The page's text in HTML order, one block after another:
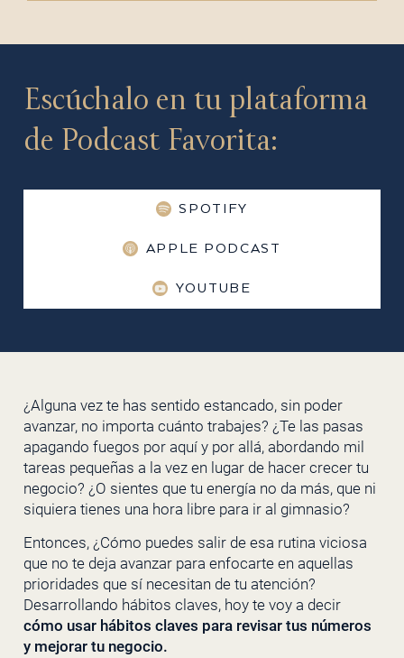
Escúchalo en tu plataforma
de Podcast Favorita:
SPOTIFY
APPLE PODCAST
YOUTUBE
¿Alguna vez te has sentido estancado, sin poder
avanzar, no importa cuánto trabajes? ¿Te las pasas
apagando fuegos por aquí y por allá, abordando mil
tareas pequeñas a la vez en lugar de hacer crecer tu
negocio? ¿O sientes que tu energía no da más, que ni
siquiera tienes una hora libre para ir al gimnasio?
Entonces, ¿Cómo puedes salir de esa rutina viciosa
que no te deja avanzar para enfocarte en aquellas
prioridades que sí necesitan de tu atención?
Desarrollando hábitos claves, hoy te voy a decir
cómo usar hábitos claves para revisar tus números
y mejorar tu negocio.